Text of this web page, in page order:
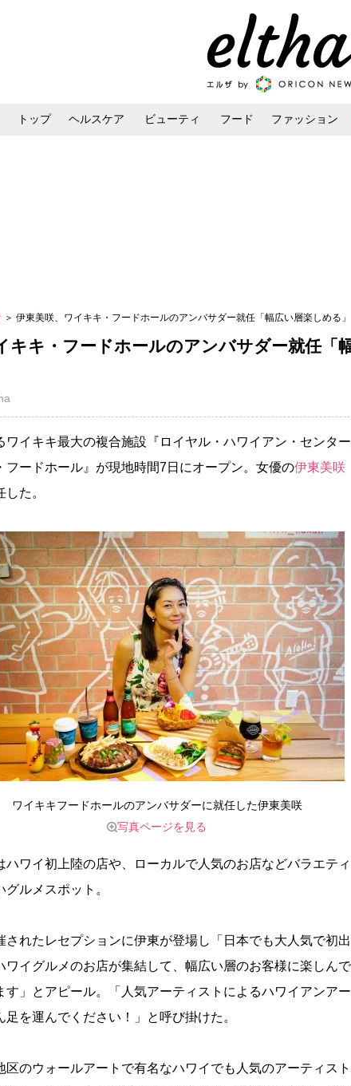
トップ ヘルスケア ビューティ フード ファッション
＞ 伊東美咲、ワイキキ・フードホールのアンバサダー就任「幅広い層楽しめる」
キキ・フードホールのアンバサダー就任「
イキキ最大の複合施設『ロイヤル・ハワイアン・センタ
フードホール』が現地時間7日にオープン。女優の伊東美咲
た。
ワイキキフードホールのアンバサダーに就任した伊東美咲
写真ページを見る
ワイ初上陸の店や、ローカルで人気のお店などバラエテ
ルメスポット。
れたレセプションに伊東が登場し「日本でも大人気で初
イグルメのお店が集結して、幅広い層のお客様に楽しん
す」とアピール。「人気アーティストによるハワイアンア
足を運んでください！」と呼び掛けた。
のウォールアートで有名なハワイでも人気のアーティス